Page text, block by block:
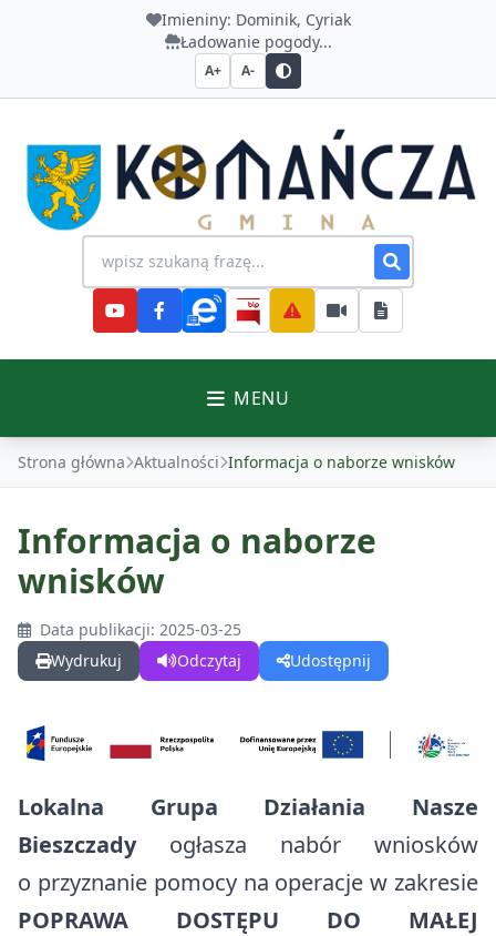
Imieniny: Dominik, Cyriak
Ładowanie pogody...
A+ A-
Urząd Gminy Komańcza
Wyszukiwanie na stronie
MENU
O Gminie
Odznaka Honorowa Gminy Komańcza
Sołectwa w Gminie Komańcza
Projekty
DLA MIESZKAŃCÓW
Kalendarz wydarzeń
Czyste Powietrze
Centralna Ewidencja Emisyjności Budynków (CEEB)
DLA TURYSTÓW
Kalendarz wydarzeń
Wirtualna Komańcza
Warto zobaczyć
DLA INWESTORA
Działki na sprzedaż
Działki do dzierżawy
Strona główna Aktualności Informacja o naborze wnisków
Informacja o naborze
wnisków
Data publikacji: 2025-03-25
Wydrukuj
Odczytaj Udostępnij
Lokalna Grupa Działania Nasze
Bieszczadyogłasza nabór wniosków
o przyznanie pomocy na operacje w zakresie
POPRAWA DOSTĘPU DO MAŁEJ